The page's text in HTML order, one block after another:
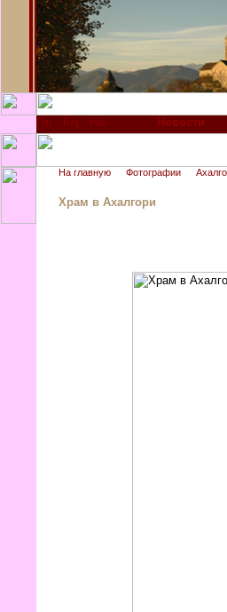
Новости
На главную Фотографии
Храм в Ахалгори